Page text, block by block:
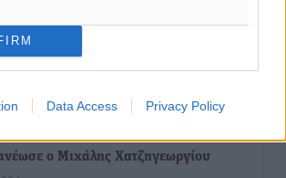
Data Access Privacy Policy
λεπτά
λεπτά
ο Μιχάλης Χατζηγεωργίου